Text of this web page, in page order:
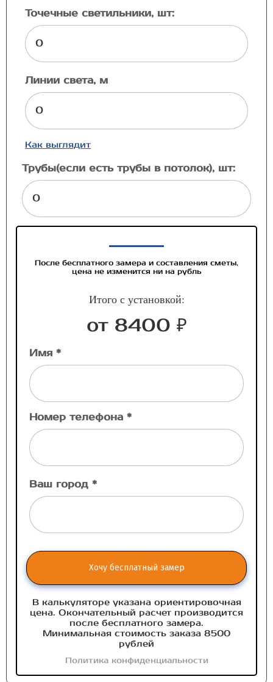
Точечные светильники, шт:
Линии света, м
Как выглядит
Трубы(если есть трубы в потолок), шт:
После бесплатного замера и составления сметы,
цена не изменится ни на рубль
Итого с установкой:
от 8400 ₽
Имя *
Номер телефона *
Ваш город *
Хочу бесплатный замер
В калькуляторе указана ориентировочная
цена. Окончательный расчет производится
после бесплатного замера.
Минимальная стоимость заказа 8500
рублей
Политика конфиденциальности